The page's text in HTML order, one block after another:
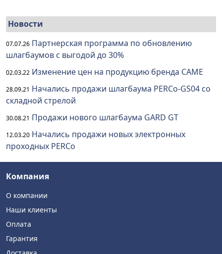
Новости
07.07.26 Партнерская программа по обновлению
шлагбаумов с выгодой до 30%
02.03.22 Изменение цен на продукцию бренда CAME
28.09.21 Начались продажи шлагбаума PERCo-GS04 со
складной стрелой
30.08.21 Продажи нового шлагбаума GARD GT
12.03.20 Начались продажи новых электронных
проходных PERCo
Компания
О компании
Наши клиенты
Оплата
Гарантия